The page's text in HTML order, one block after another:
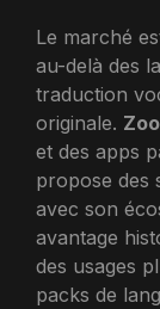
Le marché
au-delà des
traduction
originale.
et des apps
propose des
avec son
avantage
des usages
packs de